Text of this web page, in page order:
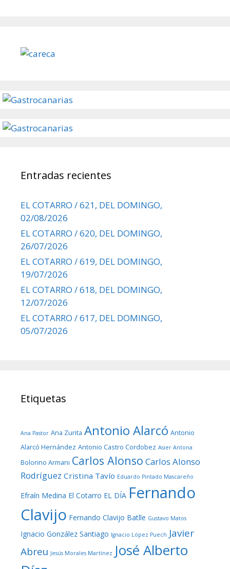
Entradas recientes
EL COTARRO / 621, DEL DOMINGO,
02/08/2026
EL COTARRO / 620, DEL DOMINGO,
26/07/2026
EL COTARRO / 619, DEL DOMINGO,
19/07/2026
EL COTARRO / 618, DEL DOMINGO,
12/07/2026
EL COTARRO / 617, DEL DOMINGO,
05/07/2026
Etiquetas
Ana Pastor Ana Zurita Antonio Alarcó Antonio
Alarcó Hernández Antonio Castro Cordobez Asier Antona
Bolorino Armani Carlos Alonso Carlos Alonso
Rodríguez Cristina Tavío Eduardo Pintado Mascareño
Efraín Medina El Cotarro EL DÍA Fernando
Clavijo Fernando Clavijo Batlle Gustavo Matos
Ignacio González Santiago Ignacio López Puech Javier
Abreu Jesús Morales Martínez José Alberto